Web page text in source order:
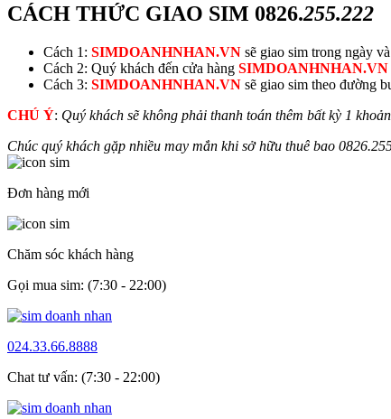
CÁCH THỨC GIAO SIM 0826.255.222
Cách 1: SIMDOANHNHAN.VN sẽ giao sim trong ngày
Cách 2: Quý khách đến cửa hàng SIMDOANHNHAN.VN
Cách 3: SIMDOANHNHAN.VN sẽ giao sim theo đường
CHÚ Ý: Quý khách sẽ không phải thanh toán thêm bất kỳ 1
Chúc quý khách gặp nhiều may mắn khi sở hữu thuê bao 0826.
Đơn hàng mới
Chăm sóc khách hàng
Gọi mua sim: (7:30 - 22:00)
024.33.66.8888
Chat tư vấn: (7:30 - 22:00)